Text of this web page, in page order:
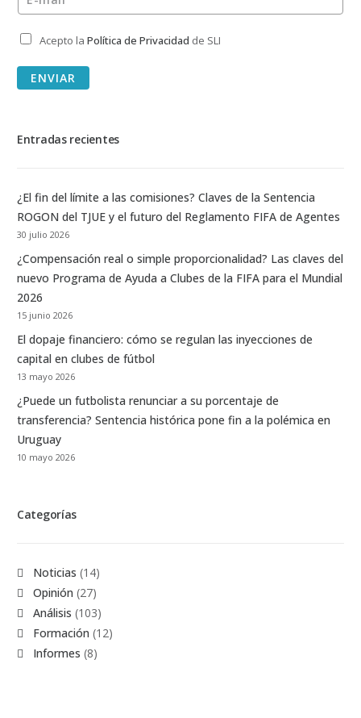
Privacidad*
Acepto la Política de Privacidad de SLI
ENVIAR
Entradas recientes
¿El fin del límite a las comisiones? Claves de la Sentencia
ROGON del TJUE y el futuro del Reglamento FIFA de Agentes
30 julio 2026
¿Compensación real o simple proporcionalidad? Las claves del
nuevo Programa de Ayuda a Clubes de la FIFA para el Mundial
2026
15 junio 2026
El dopaje financiero: cómo se regulan las inyecciones de
capital en clubes de fútbol
13 mayo 2026
¿Puede un futbolista renunciar a su porcentaje de
transferencia? Sentencia histórica pone fin a la polémica en
Uruguay
10 mayo 2026
Categorías
Noticias (14)
Opinión (27)
Análisis (103)
Formación (12)
Informes (8)